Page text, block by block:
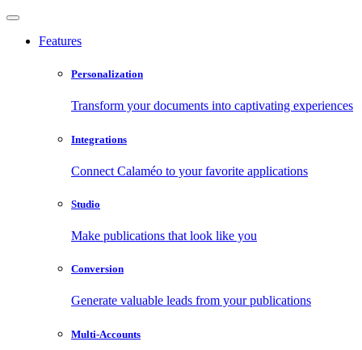
Features
Personalization
Transform your documents into captivating experiences
Integrations
Connect Calaméo to your favorite applications
Studio
Make publications that look like you
Conversion
Generate valuable leads from your publications
Multi-Accounts